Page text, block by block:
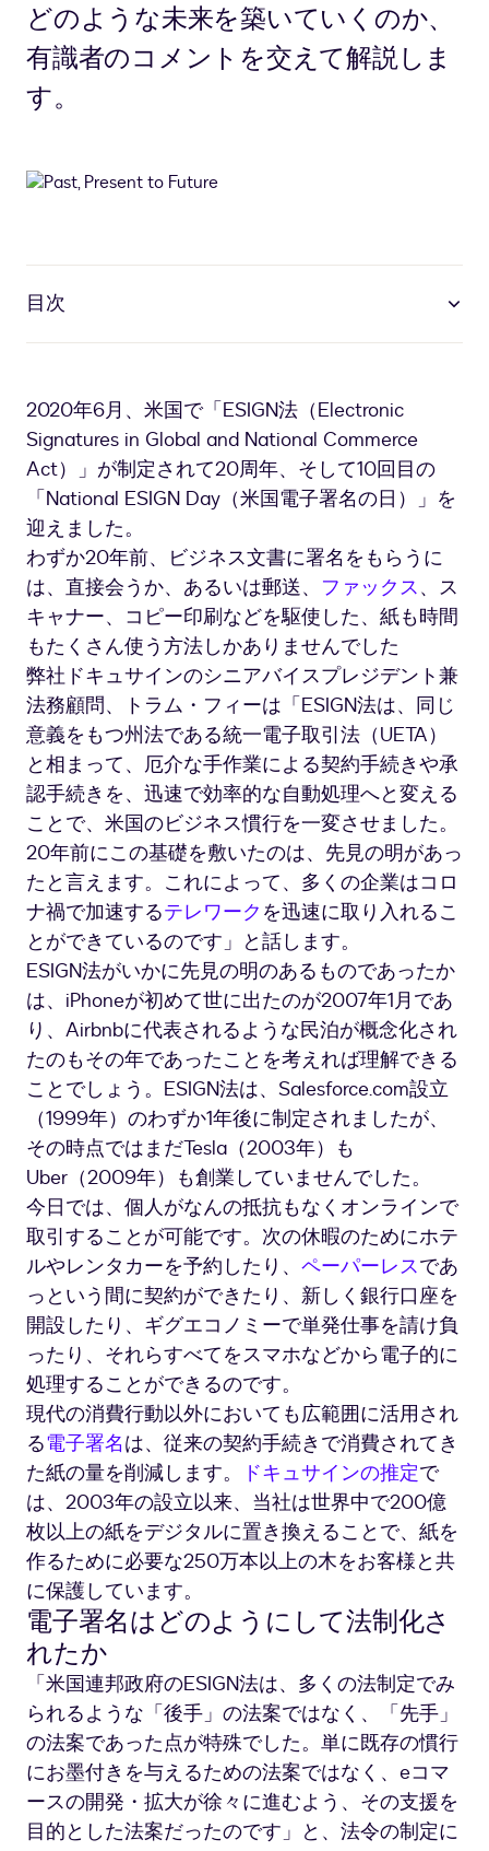
どのような未来を築いていくのか、
有識者のコメントを交えて解説しま
す。
目次
2020年6月、米国で「ESIGN法（Electronic
Signatures in Global and National Commerce
Act）」が制定されて20周年、そして10回目の
「National ESIGN Day（米国電子署名の日）」を
迎えました。
わずか20年前、ビジネス文書に署名をもらうに
は、直接会うか、あるいは郵送、 ファックス、ス
キャナー、コピー印刷などを駆使した、紙も時間
もたくさん使う方法しかありませんでした
弊社ドキュサインのシニアバイスプレジデント兼
法務顧問、トラム・フィーは「ESIGN法は、同じ
意義をもつ州法である統一電子取引法（UETA）
と相まって、厄介な手作業による契約手続きや承
認手続きを、迅速で効率的な自動処理へと変える
ことで、米国のビジネス慣行を一変させました。
20年前にこの基礎を敷いたのは、先見の明があっ
たと言えます。これによって、多くの企業はコロ
ナ禍で加速するテレワーク を迅速に取り入れるこ
とができているのです」と話します。
ESIGN法がいかに先見の明のあるものであったか
は、iPhoneが初めて世に出たのが2007年1月であ
り、Airbnbに代表されるような民泊が概念化され
たのもその年であったことを考えれば理解できる
ことでしょう。ESIGN法は、Salesforce.com設立
（1999年）のわずか1年後に制定されましたが、
その時点ではまだTesla（2003年）も
Uber（2009年）も創業していませんでした。
今日では、個人がなんの抵抗もなくオンラインで
取引することが可能です。次の休暇のためにホテ
ルやレンタカーを予約したり、 ペーパーレスであ
っという間に契約ができたり、新しく銀行口座を
開設したり、ギグエコノミーで単発仕事を請け負
ったり、それらすべてをスマホなどから電子的に
処理することができるのです。
現代の消費行動以外においても広範囲に活用され
る電子署名は、従来の契約手続きで消費されてき
た紙の量を削減します。
ドキュサインの推定で
は、2003年の設立以来、当社は世界中で200億
枚以上の紙をデジタルに置き換えることで、紙を
作るために必要な250万本以上の木をお客様と共
に保護しています。
電子署名はどのようにして法制化さ
れたか
「米国連邦政府のESIGN法は、多くの法制定でみ
られるような「後手」の法案ではなく、「先手」
の法案であった点が特殊でした。単に既存の慣行
にお墨付きを与えるための法案ではなく、eコマ
ースの開発・拡大が徐々に進むよう、その支援を
目的とした法案だったのです」と、法令の制定に